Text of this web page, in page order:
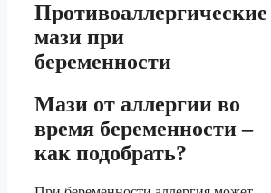
Противоаллергические
мази при
беременности
Мази от аллергии во
время беременности –
как подобрать?